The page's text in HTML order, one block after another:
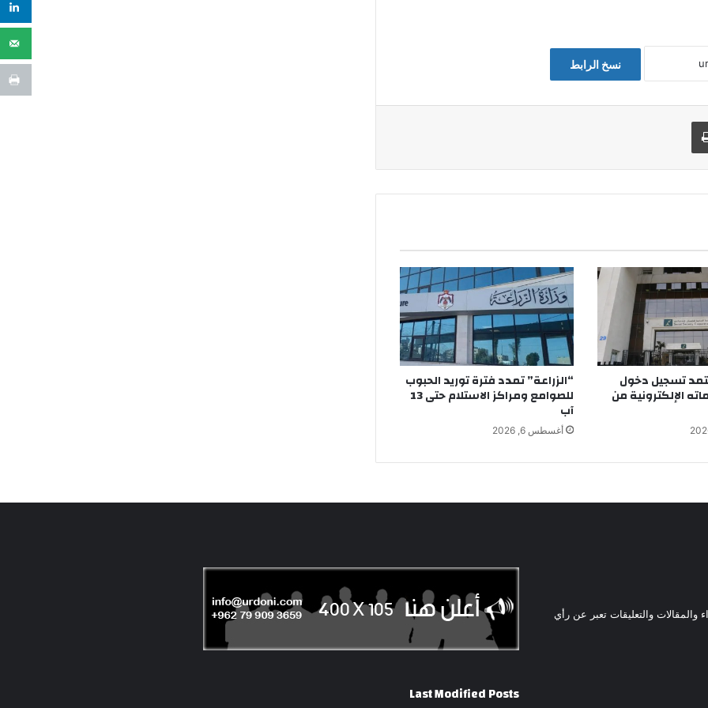
نسخ الرابط
تسجيل دخول
الإلكترونية من
“الزراعة” تمدد فترة توريد الحبوب
للصوامع ومراكز الاستلام حتى 13
آب
أغسطس 6, 2026
والمقالات والتعليقات تعبر عن رأي
Last Modified Posts